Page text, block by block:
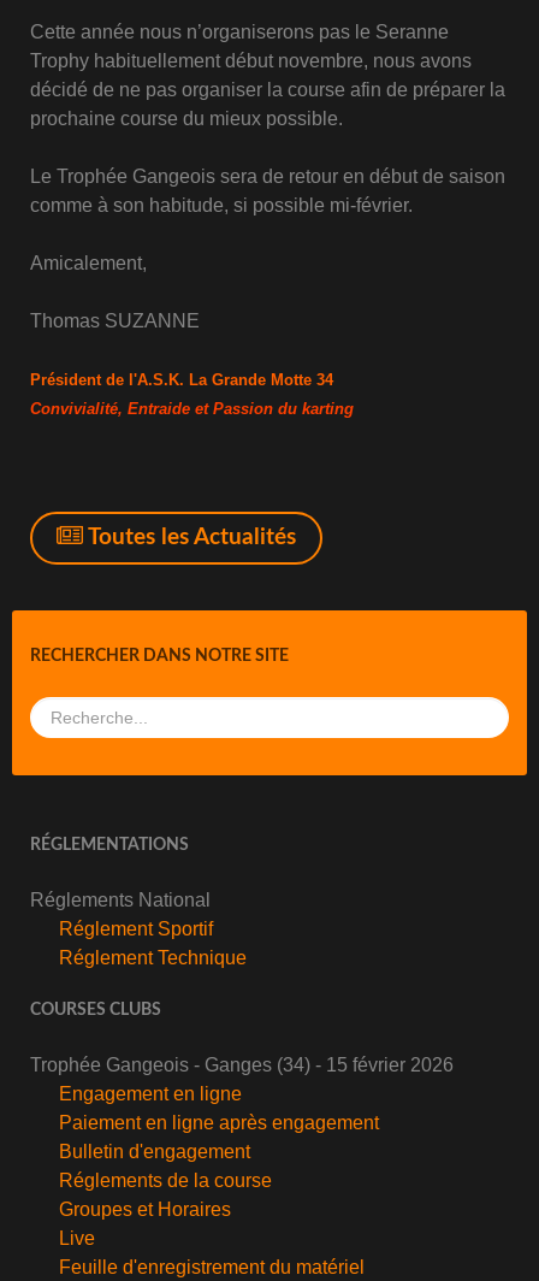
Cette année nous n’organiserons pas le Seranne
Trophy habituellement début novembre, nous avons
décidé de ne pas organiser la course afin de préparer la
prochaine course du mieux possible.
Le Trophée Gangeois sera de retour en début de saison
comme à son habitude, si possible mi-février.
Amicalement,
Thomas SUZANNE
Président de l'A.S.K. La Grande Motte 34
Convivialité, Entraide et Passion du karting
Toutes les Actualités
RECHERCHER DANS NOTRE SITE
RÉGLEMENTATIONS
Réglements National
Réglement Sportif
Réglement Technique
COURSES CLUBS
Trophée Gangeois - Ganges (34) - 15 février 2026
Engagement en ligne
Paiement en ligne après engagement
Bulletin d'engagement
Réglements de la course
Groupes et Horaires
Live
Feuille d'enregistrement du matériel